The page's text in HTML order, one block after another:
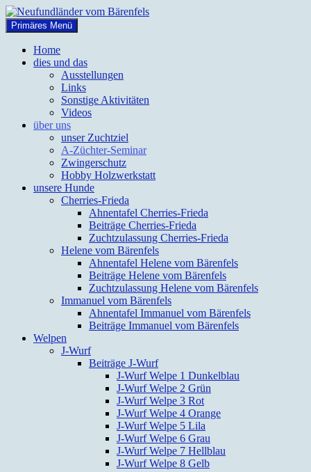
Zum
Inhalt
springen
Neufundländer vom Bärenfels
Suchen
Primäres Menü
Home
dies und das
Ausstellungen
Links
Sonstige Aktivitäten
Videos
über uns
unser Zuchtziel
A-Züchter-Seminar
Zwingerschutz
Hobby Holzwerkstatt
unsere Hunde
Cherries-Frieda
Ahnentafel Cherries-Frieda
Beiträge Cherries-Frieda
Zuchtzulassung Cherries-Frieda
Helene vom Bärenfels
Ahnentafel Helene vom Bärenfels
Beiträge Helene vom Bärenfels
Zuchtzulassung Helene vom Bärenfels
Immanuel vom Bärenfels
Ahnentafel Immanuel vom Bärenfels
Beiträge Immanuel vom Bärenfels
Welpen
J-Wurf
Beiträge J-Wurf
J-Wurf Welpe 1 Dunkelblau
J-Wurf Welpe 2 Grün
J-Wurf Welpe 3 Rot
J-Wurf Welpe 4 Orange
J-Wurf Welpe 5 Lila
J-Wurf Welpe 6 Grau
J-Wurf Welpe 7 Hellblau
J-Wurf Welpe 8 Gelb